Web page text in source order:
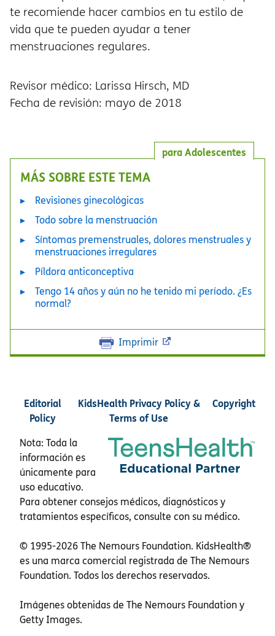
te recomiende hacer cambios en tu estilo de
vida que te pueden ayudar a tener
menstruaciones regulares.
Revisor médico: Larissa Hirsch, MD
Fecha de revisión: mayo de 2018
para Adolescentes
MÁS SOBRE ESTE TEMA
Revisiones ginecológicas
Todo sobre la menstruación
Síntomas premenstruales, dolores menstruales y
menstruaciones irregulares
Píldora anticonceptiva
Tengo 14 años y aún no he tenido mi período. ¿Es
normal?
Imprimir
Editorial
Policy
KidsHealth Privacy Policy &
Terms of Use
Copyright
Nota: Toda la
información es
únicamente para
uso educativo.
Para obtener consejos médicos, diagnósticos y
tratamientos específicos, consulte con su médico.
© 1995-2026 The Nemours Foundation. KidsHealth®
es una marca comercial registrada de The Nemours
Foundation. Todos los derechos reservados.
Imágenes obtenidas de The Nemours Foundation y
Getty Images.